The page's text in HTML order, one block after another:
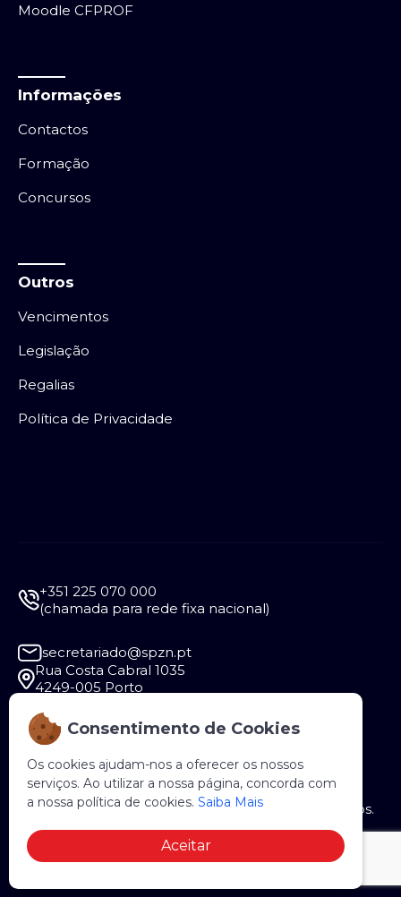
Consentimento de Cookies
Os cookies ajudam-nos a oferecer os nossos
serviços. Ao utilizar a nossa página, concorda com
a nossa política de cookies. Saiba Mais
Aceitar
Moodle CFPROF
Informações
Contactos
Formação
Concursos
Outros
Vencimentos
Legislação
Regalias
Política de Privacidade
+351 225 070 000
(chamada para rede fixa nacional)
secretariado@spzn.pt
Rua Costa Cabral 1035
4249-005 Porto
Segunda a Sexta - 9:30 às 12:30 e das 14:00 às
18:00
Copyright © 2026 SPZN. Todos os direitos reservados.